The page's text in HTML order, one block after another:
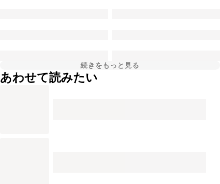
続きをもっと見る
あわせて読みたい